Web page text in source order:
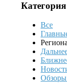
Все
Обзоры